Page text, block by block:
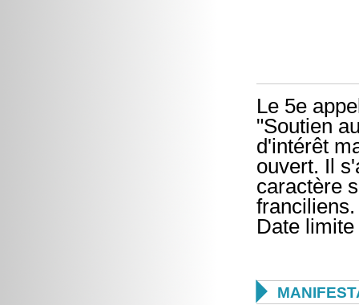
Le 5e
"Soutien
d'intérêt
ouvert. Il
caractère
franciliens.
Date
